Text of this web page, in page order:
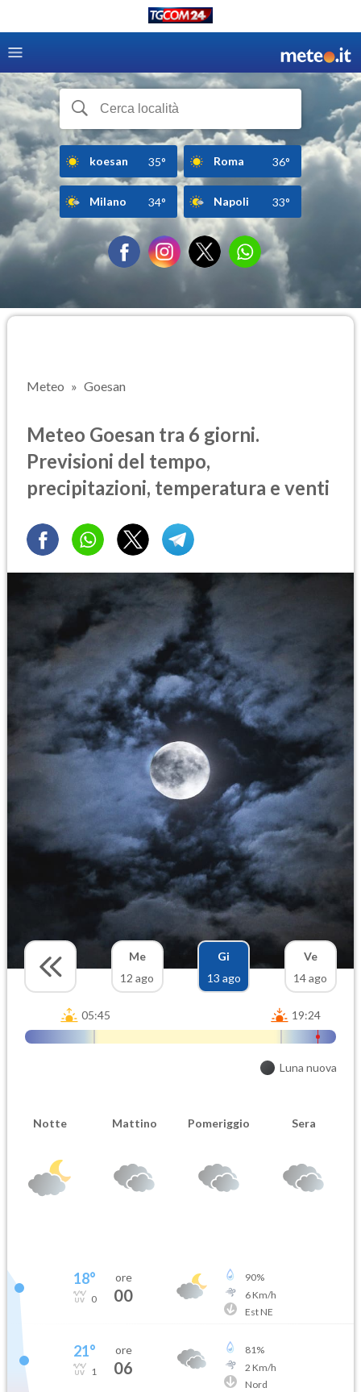
koesan 35° Roma 36°
Milano 34° Napoli 33°
Meteo Goesan
Meteo Goesan tra 6 giorni.
Previsioni del tempo,
precipitazioni, temperatura e venti
Me
12 ago
Gi
13 ago
Ve
14 ago
05:45 19:24
Luna nuova
Notte Mattino Pomeriggio Sera
18°
0
ore
00
90%
6Km/h
Est NE
21°
1
ore
06
81%
2 Km/h
Nord